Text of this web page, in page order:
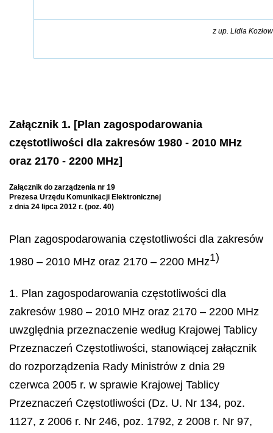
z up. Lidia
Załącznik 1. [Plan zagospodarowania
częstotliwości dla zakresów 1980 - 2010 MHz
oraz 2170 - 2200 MHz]
Załącznik do zarządzenia nr 19
Prezesa Urzędu Komunikacji Elektronicznej
z dnia 24 lipca 2012 r. (poz. 40)
Plan zagospodarowania częstotliwości dla zakresów
1980 – 2010 MHz oraz 2170 – 2200 MHz1)
1. Plan zagospodarowania częstotliwości dla
zakresów 1980 – 2010 MHz oraz 2170 – 2200 MHz
uwzględnia przeznaczenie według Krajowej Tablicy
Przeznaczeń Częstotliwości, stanowiącej załącznik
do rozporządzenia Rady Ministrów z dnia 29
czerwca 2005 r. w sprawie Krajowej Tablicy
Przeznaczeń Częstotliwości (Dz. U. Nr 134, poz.
1127, z 2006 r. Nr 246, poz. 1792, z 2008 r. Nr 97,